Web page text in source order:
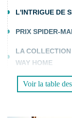
L'INTRIGUE DE
PRIX ​​​​SPIDER-
LA
WAY HOME
LES OSCARS
Voir la table